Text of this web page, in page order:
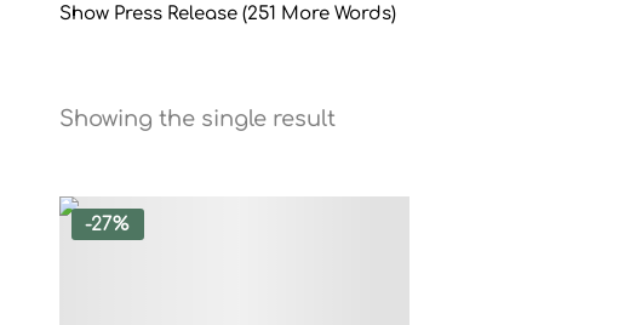
Show Press Release (251 More Words)
Showing the single result
-27%